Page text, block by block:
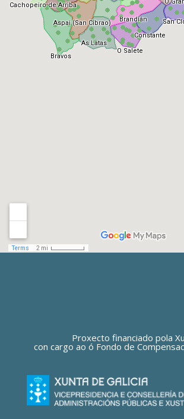
Proxecto financiado pola
con cargo ao ó Fondo de